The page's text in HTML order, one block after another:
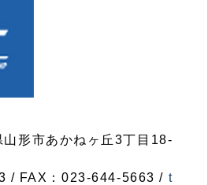
形市あかねヶ丘3丁目18-
/ FAX：023-644-5663 / t